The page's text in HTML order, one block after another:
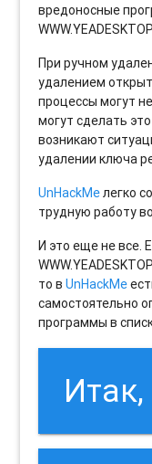
вредоносные
При ручном
удалением
процессы могут
могут сделать
возникают
удалении ключа
UnHackMeлегко
трудную работу
И это еще не все.
то вUnHackMe
самостоятельно
программы в